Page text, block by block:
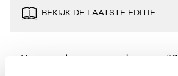
BEKIJK DE LAATSTE EDITIE
Geen resultaten gevonden voor “”.